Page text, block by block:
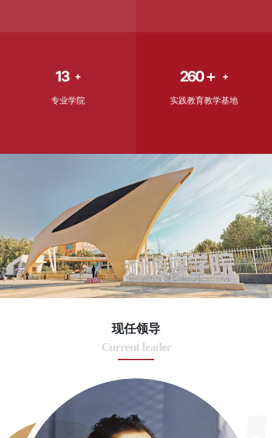
13 +
专业学院
260＋ +
实践教育教学基地
现任领导
Current leader